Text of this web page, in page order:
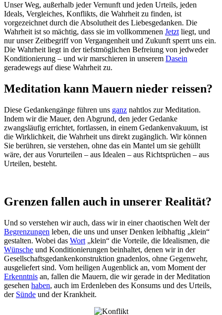
Unser Weg, außerhalb jeder Vernunft und jeden Urteils, jeden
Ideals, Vergleiches, Konflikts, die Wahrheit zu finden, ist
vorgezeichnet durch die Absolutheit des Liebesgedanken. Die
Wahrheit ist so mächtig, dass sie im vollkommenen Jetztliegt, und
nur unser Zeitbegriff von Vergangenheit und Zukunft sperrt uns ein.
Die Wahrheit liegt in der tiefstmöglichen Befreiung von jedweder
Konditionierung – und wir marschieren in unserem Dasein
geradewegs auf diese Wahrheit zu.
Meditation kann Mauern nieder reissen?
Diese Gedankengänge führen uns ganz nahtlos zur Meditation.
Indem wir die Mauer, den Abgrund, den jeder Gedanke
zwangsläufig errichtet, fortlassen, in einem Gedankenvakuum, ist
die Wirklichkeit, die Wahrheit uns direkt zugänglich. Wir können
Sie berühren, sie verstehen, ohne das ein Mantel um sie gehüllt
wäre, der aus Vorurteilen – aus Idealen – aus Richtsprüchen – aus
Urteilen, besteht.
Grenzen fallen auch in unserer Realität?
Und so verstehen wir auch, dass wir in einer chaotischen Welt der
Begrenzungen leben, die uns und unser Denken leibhaftig „klein“
gestalten. Wobei das Wort „klein“ die Vorteile, die Idealismen, die
Wünsche und Konditionierungen beinhaltet, denen wir in der
Gesellschaftsgedankenkonstruktion gnadenlos, ohne Gegenwehr,
ausgeliefert sind. Vom heiligen Augenblick an, vom Moment der
Erkenntnis an, fallen die Mauern, die wir gerade in der Meditation
gesehen haben, auch im Erdenleben des Konsums und des Urteils,
der Sünde und der Krankheit.